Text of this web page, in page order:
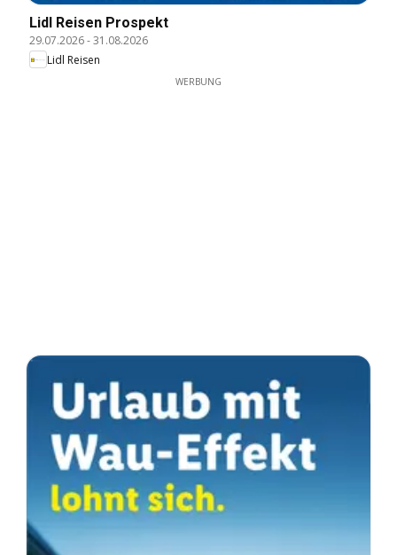
Lidl Reisen Prospekt
29.07.2026-31.08.2026
Lidl Reisen
WERBUNG